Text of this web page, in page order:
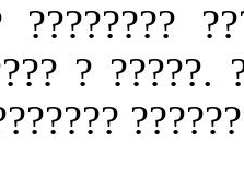
????????
?